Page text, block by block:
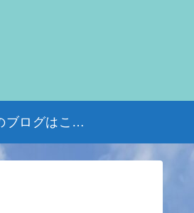
息子のブログはこちら